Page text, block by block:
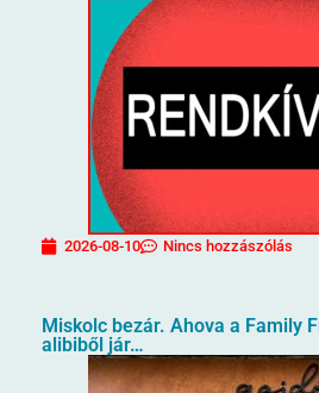
2026-08-10 Nincs hozzászólás
Miskolc bezár. Ahova a Family
alibiből jár…